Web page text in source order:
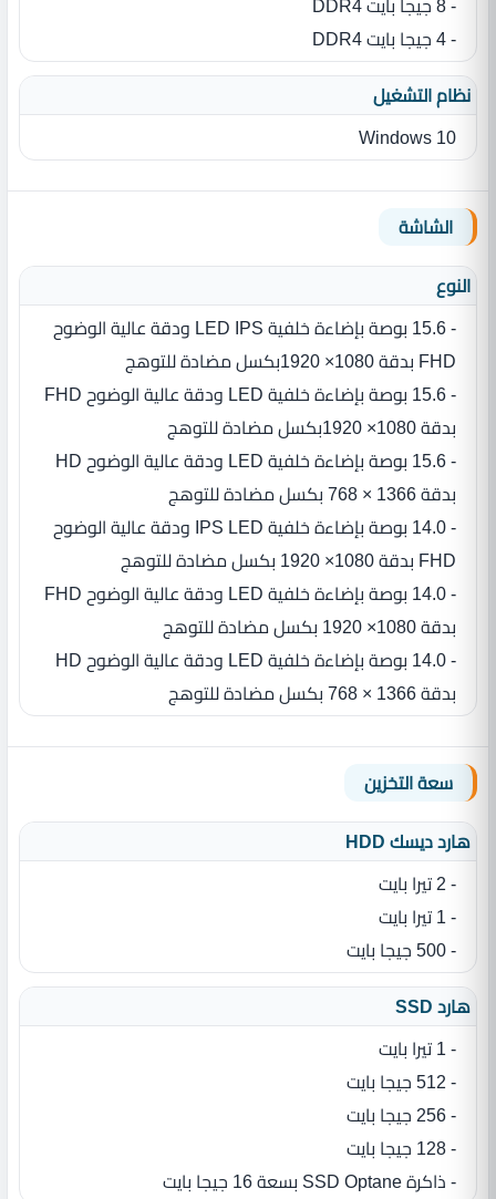
- 4 جيجا بايت DDR4
نظام التشغيل
Windows 10
الشاشة
النوع
- 15.6 بوصة بإضاءة خلفية LED IPS ودقة عالية الوضوح
FHD بدقة 1080× 1920بكسل مضادة للتوهج
- 15.6 بوصة بإضاءة خلفية LED ودقة عالية الوضوح FHD
بدقة 1080× 1920بكسل مضادة للتوهج
- 15.6 بوصة بإضاءة خلفية LED ودقة عالية الوضوح HD
بدقة 1366 × 768 بكسل مضادة للتوهج
- 14.0 بوصة بإضاءة خلفية IPS LED ودقة عالية الوضوح
FHD بدقة 1080× 1920 بكسل مضادة للتوهج
- 14.0 بوصة بإضاءة خلفية LED ودقة عالية الوضوح FHD
بدقة 1080× 1920 بكسل مضادة للتوهج
- 14.0 بوصة بإضاءة خلفية LED ودقة عالية الوضوح HD
بدقة 1366 × 768 بكسل مضادة للتوهج
سعة التخزين
هارد ديسك HDD
- 2 تيرا بايت
- 1 تيرا بايت
- 500 جيجا بايت
هارد SSD
- 1 تيرا بايت
- 512 جيجا بايت
- 256 جيجا بايت
- 128 جيجا بايت
- ذاكرة SSD Optane بسعة 16 جيجا بايت